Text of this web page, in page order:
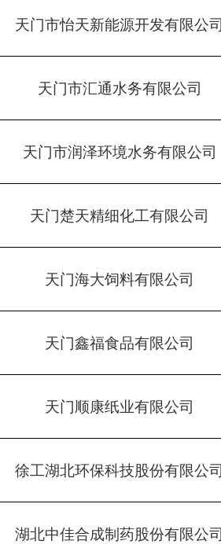
天门市怡天新能源开发有限公
天门市汇通水务有限公司
天门市润泽环境水务有限公司
天门楚天精细化工有限公司
天门海大饲料有限公司
天门鑫福食品有限公司
天门顺康纸业有限公司
徐工湖北环保科技股份有限公
湖北中佳合成制药股份有限公